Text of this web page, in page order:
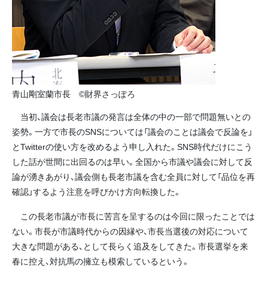
青山剛室蘭市長 ©財界さっぽろ
当初、議会は長老市議の発言は全体の中の一部で問題無いとの
姿勢。一方で市長のSNSについては「議会のことは議会で反論を」
とTwitterの使い方を改めるよう申し入れた。SNS時代だけにこう
した話が世間に出回るのは早い。全国から市議や議会に対して反
論が湧きあがり、議会側も長老市議を含む全員に対して「品位を再
確認」するよう注意を呼びかけ方向転換した。
この長老市議が市長に苦言を呈するのは今回に限ったことでは
ない。市長が市議時代からの因縁や、市長当選後の対応について
大きな問題がある、として長らく追及をしてきた。市長選挙を来
春に控え、対抗馬の擁立も模索しているという。